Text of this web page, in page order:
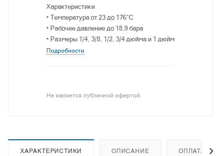
Характеристики
• Температура от 23 до 176°C
• Рабочее давление до 18,9 бара
• Размеры 1/4, 3/8, 1/2, 3/4 дюйма и 1 дюйм
Подробности
Не является публичной офертой.
ХАРАКТЕРИСТИКИ ОПИСАНИЕ ОПЛАТА